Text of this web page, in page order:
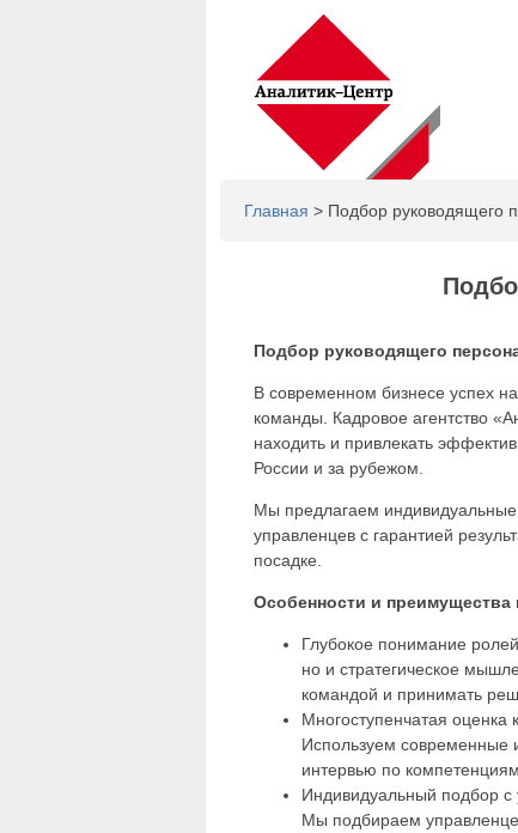
Главная > Подбор руководящего
Подбор руководящего
В современном бизнесе успех
команды. Кадровое агентство
находить и привлекать
России и за рубежом.
Мы предлагаем
управленцев с гарантией
посадке.
Особенности и
Глубокое понимание
но и стратегическое
командой и принимать
Многоступенчатая оценка
Используем современные
интервью по компетенциям
Индивидуальный подбор с
Мы подбираем